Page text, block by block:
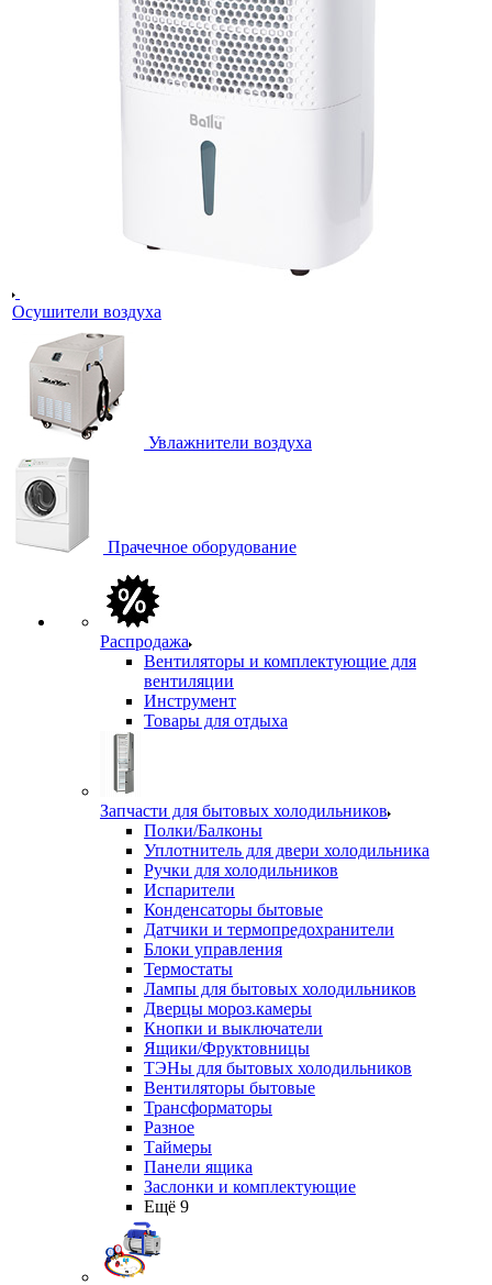
Осушители воздуха
Увлажнители воздуха
Прачечное оборудование
Распродажа
Вентиляторы и комплектующие для
вентиляции
Инструмент
Товары для отдыха
Запчасти для бытовых холодильников
Полки/Балконы
Уплотнитель для двери холодильника
Ручки для холодильников
Испарители
Конденсаторы бытовые
Датчики и термопредохранители
Блоки управления
Термостаты
Лампы для бытовых холодильников
Дверцы мороз.камеры
Кнопки и выключатели
Ящики/Фруктовницы
ТЭНы для бытовых холодильников
Вентиляторы бытовые
Трансформаторы
Разное
Таймеры
Панели ящика
Заслонки и комплектующие
Ещё 9